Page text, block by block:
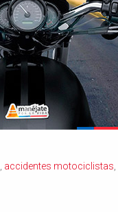
accidentes motociclistas